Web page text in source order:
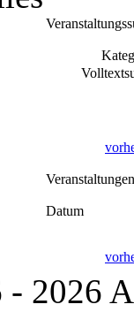
Datum
- 2026